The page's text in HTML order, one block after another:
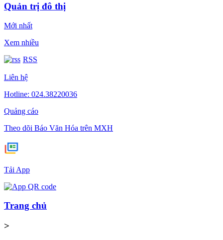
Quản trị đô thị
Mới nhất
Xem nhiều
RSS
Liên hệ
Hotline: 024.38220036
Quảng cáo
Theo dõi Báo Văn Hóa trên MXH
Tải App
Trang chủ
>